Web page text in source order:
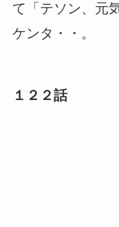
て「テソン、元
ケンタ・・。
１２２話